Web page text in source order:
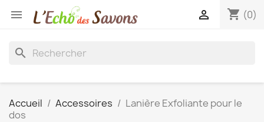
 shopping_cart (0)

search
Accueil Accessoires
Lanière Exfoliante pour le
dos